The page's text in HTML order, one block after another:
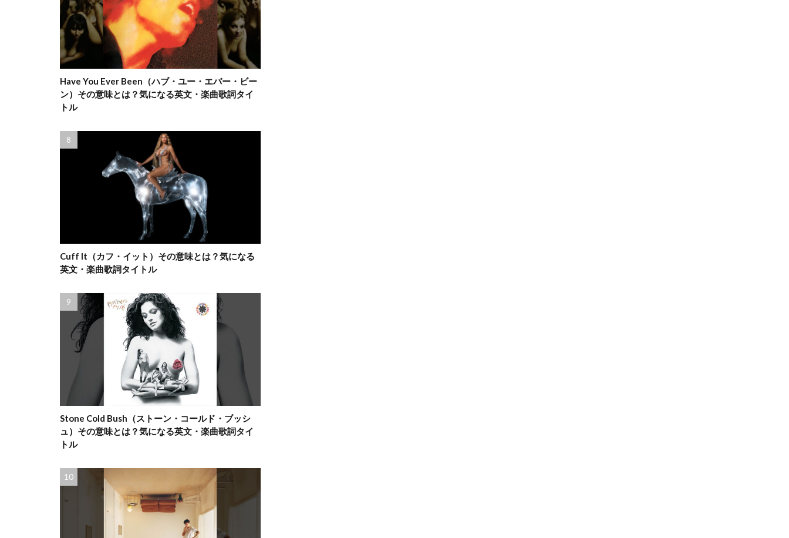
Have You Ever Been（ハブ・ユー・エバー・ビー
ン）その意味とは？気になる英文・楽曲歌詞タイ
トル
Cuff It（カフ・イット）その意味とは？気になる
英文・楽曲歌詞タイトル
Stone Cold Bush（ストーン・コールド・ブッシ
ュ）その意味とは？気になる英文・楽曲歌詞タイ
トル